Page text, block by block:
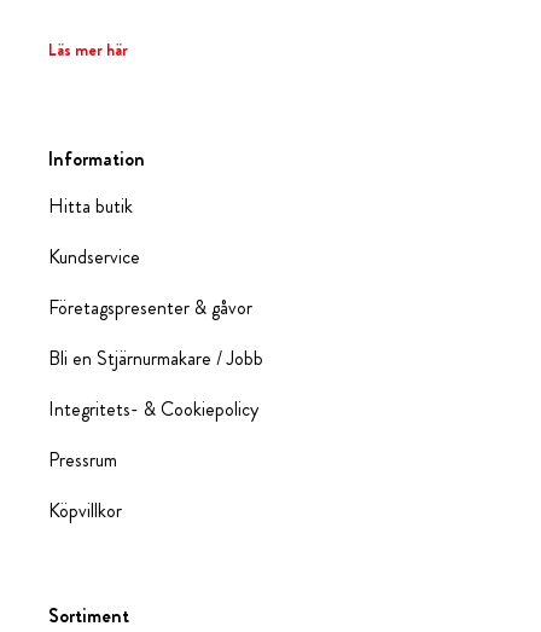
Läs mer här
Information
Hitta butik
Kundservice
Företagspresenter & gåvor
Bli en Stjärnurmakare / Jobb
Integritets- & Cookiepolicy
Pressrum
Köpvillkor
Sortiment